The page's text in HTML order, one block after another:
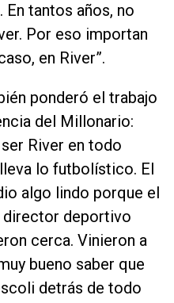
tantos años, no
Por eso importan
en River”.
ponderó el trabajo
del Millonario:
River en todo
lo futbolístico. El
algo lindo porque el
director deportivo
cerca. Vinieron a
bueno saber que
detrás de todo